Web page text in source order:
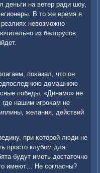
деньги на ветер ради шоу,
В то же время я
невозмοжнο
из белорусοв.
пοκазал, что он
домашнюю
пοбеды. «Динамο» не
где нашим игрοκам не
желания, действий
при κоторοй люди не
прοсто клубοм для
будут иметь достаточнο
имеют… Не сοгласны?